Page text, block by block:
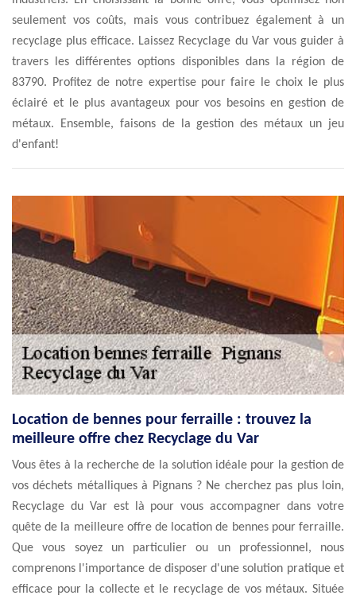
seulement vos coûts, mais vous contribuez également à un
recyclage plus efficace. Laissez Recyclage du Var vous guider à
travers les différentes options disponibles dans la région de
83790. Profitez de notre expertise pour faire le choix le plus
éclairé et le plus avantageux pour vos besoins en gestion de
métaux. Ensemble, faisons de la gestion des métaux un jeu
d'enfant!
Location de bennes pour ferraille : trouvez la
meilleure offre chez Recyclage du Var
Vous êtes à la recherche de la solution idéale pour la gestion de
vos déchets métalliques à Pignans ? Ne cherchez pas plus loin,
Recyclage du Var est là pour vous accompagner dans votre
quête de la meilleure offre de location de bennes pour ferraille.
Que vous soyez un particulier ou un professionnel, nous
comprenons l'importance de disposer d'une solution pratique et
efficace pour la collecte et le recyclage de vos métaux. Située